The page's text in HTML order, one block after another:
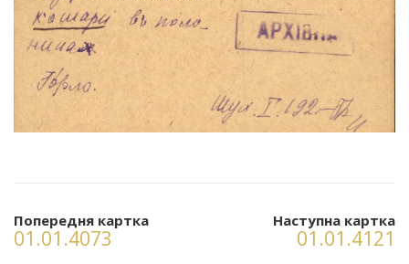
Попередня картка
01.01.4073
Наступна картка
01.01.4121